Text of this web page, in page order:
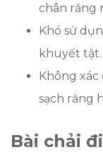
chân răng
Khó sử
khuyết tật.
Không
sạch răng
Bài chải